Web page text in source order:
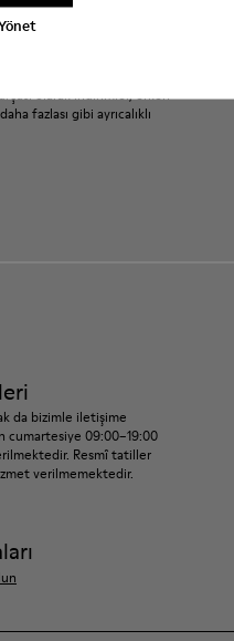
olarak indirimler, erken
fazlası gibi ayrıcalıklı
da bizimle iletişime
cumartesiye 09:00–19:00
Resmî tatiller
verilmemektedir.